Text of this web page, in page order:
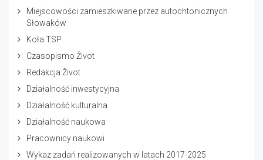
Miejscowości zamieszkiwane przez autochtonicznych
Słowaków
Koła TSP
Czasopismo Život
Redakcja Život
Działalność inwestycyjna
Działalność kulturalna
Działalność naukowa
Pracownicy naukowi
Wykaz zadań realizowanych w latach 2017-2025